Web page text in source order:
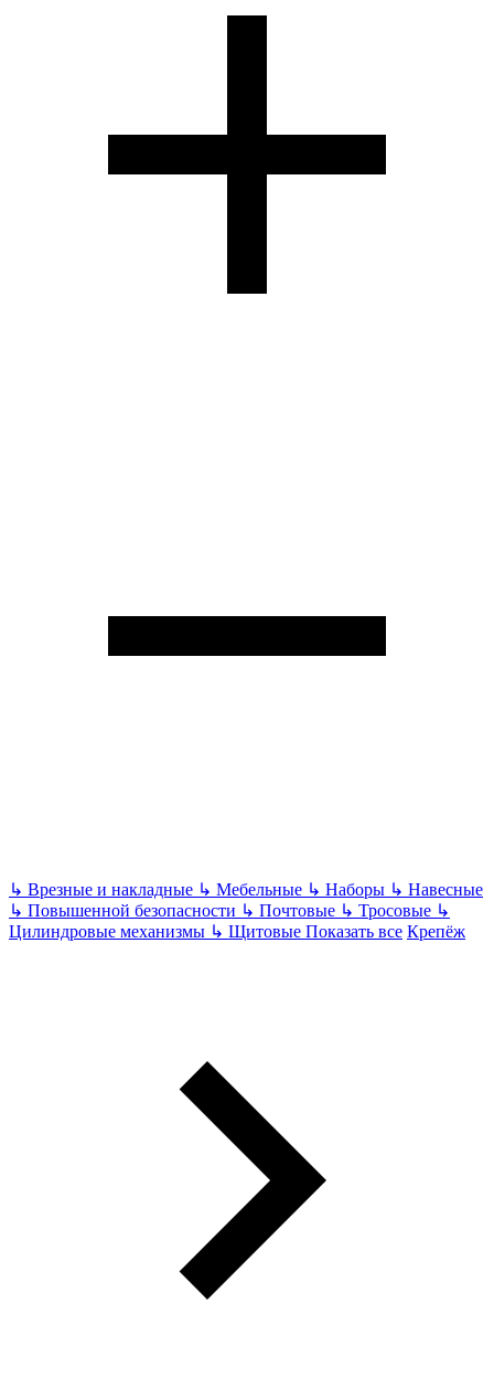
↳ Врезные и накладные ↳ Мебельные ↳ Наборы ↳ Навесные
↳ Повышенной безопасности ↳ Почтовые ↳ Тросовые ↳
Цилиндровые механизмы ↳ Щитовые Показать все Крепёж